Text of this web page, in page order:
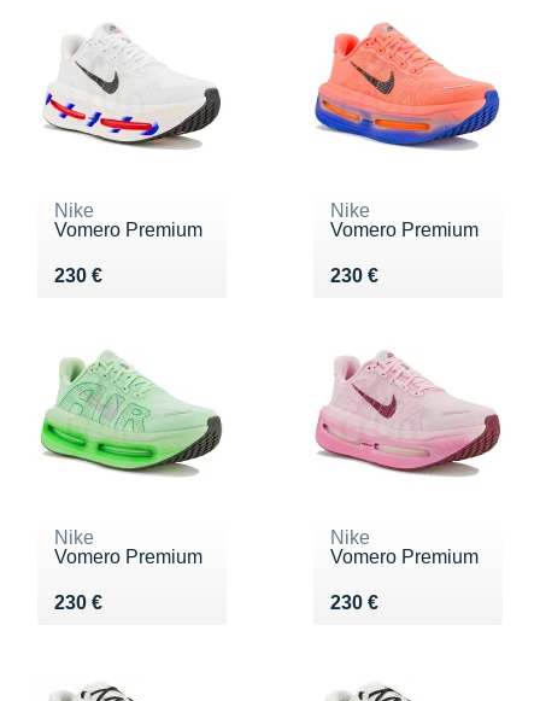
Nike
Vomero Premium
230 €
Vendu 230 €
Nike
Vomero Premium
230 €
Vendu 230 €
Nike
Vomero Premium
230 €
Vendu 230 €
Nike
Vomero Premium
230 €
Vendu 230 €